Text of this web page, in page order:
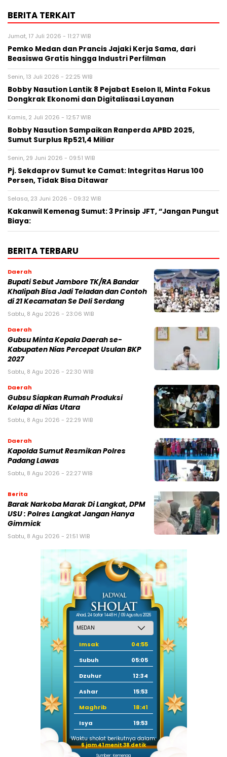
BERITA TERKAIT
Jumat, 17 Juli 2026 - 11:27 WIB
Pemko Medan dan Prancis Jajaki Kerja Sama, dari
Beasiswa Gratis hingga Industri Perfilman
Senin, 13 Juli 2026 - 22:25 WIB
Bobby Nasution Lantik 8 Pejabat Eselon II, Minta Fokus
Dongkrak Ekonomi dan Digitalisasi Layanan
Kamis, 2 Juli 2026 - 12:57 WIB
Bobby Nasution Sampaikan Ranperda APBD 2025,
Sumut Surplus Rp521,4 Miliar
Senin, 29 Juni 2026 - 09:51 WIB
Pj. Sekdaprov Sumut ke Camat: Integritas Harus 100
Persen, Tidak Bisa Ditawar
Selasa, 23 Juni 2026 - 09:32 WIB
Kakanwil Kemenag Sumut: 3 Prinsip JFT, “Jangan Pungut
Biaya:
BERITA TERBARU
Daerah
Bupati Sebut Jambore TK/RA Bandar
Khalipah Bisa Jadi Teladan dan Contoh
di 21 Kecamatan Se Deli Serdang
Sabtu, 8 Agu 2026 - 23:06 WIB
Daerah
Gubsu Minta Kepala Daerah se-
Kabupaten Nias Percepat Usulan BKP
2027
Sabtu, 8 Agu 2026 - 22:30 WIB
Daerah
Gubsu Siapkan Rumah Produksi
Kelapa di Nias Utara
Sabtu, 8 Agu 2026 - 22:29 WIB
Daerah
Kapolda Sumut Resmikan Polres
Padang Lawas
Sabtu, 8 Agu 2026 - 22:27 WIB
Berita
Barak Narkoba Marak Di Langkat, DPM
USU : Polres Langkat Jangan Hanya
Gimmick
Sabtu, 8 Agu 2026 - 21:51 WIB
Ahad, 24 Safar 1448 H / 09 Agustus 2026
Imsak
04:55
Subuh
05:05
Dzuhur
12:34
Ashar
15:53
Maghrib
18:41
Isya
19:53
Waktu sholat berikutnya dalam:
6 jam 41 menit 37 detik